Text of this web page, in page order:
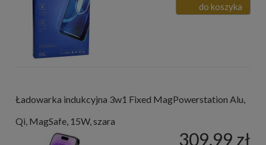
do koszyka
Ładowarka indukcyjna 3w1 Fixed MagPowerstation Alu,
Qi, MagSafe, 15W, szara
309,99 zł